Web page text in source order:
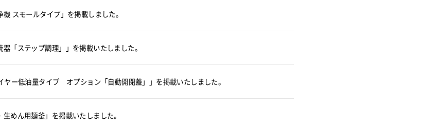
スモールタイプ」を掲載しました。
「ステップ調理」」を掲載いたしました。
ヤー低油量タイプ オプション「自動開閉蓋」」を掲載いたしました。
めん用麺釜」を掲載いたしました。